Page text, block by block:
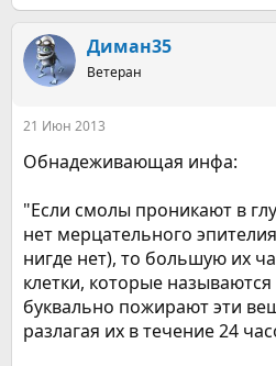
Диман35
Ветеран
21 Июн 2013
Обнадеживающая инфа:
"Если смолы проникают в
нет мерцательного
нигде нет), то большую их
клетки, которые
буквально пожирают эти
разлагая их в течение 24